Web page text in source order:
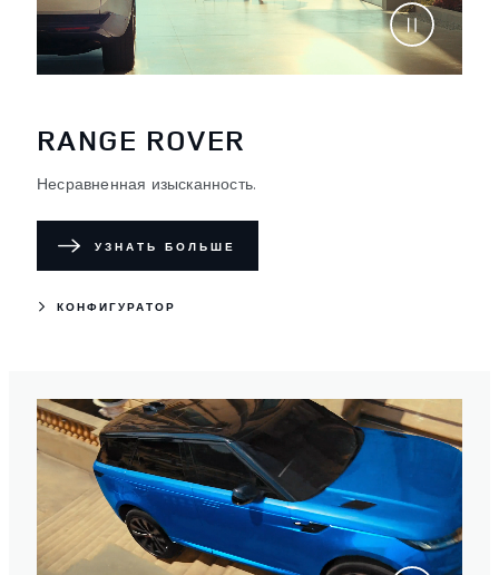
RANGE ROVER
Несравненная изысканность.
УЗНАТЬ БОЛЬШЕ
КОНФИГУРАТОР